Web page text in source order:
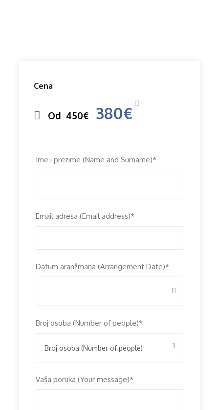
Cena
Od 450€ 380€
Ime i prezime (Name and Surname)*
Email adresa (Email address)*
Datum aranžmana (Arrangement Date)*
Broj osoba (Number of people)*
Vaša poruka (Your message)*